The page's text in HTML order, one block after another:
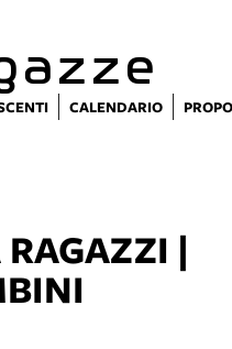
e
CALENDARIO
|